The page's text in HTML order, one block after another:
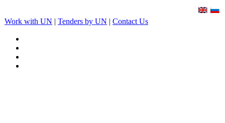
Work with UN | Tenders by UN | Contact Us